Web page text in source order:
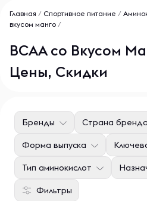
Главная / Спортивное питание /
вкусом манго /
ВСАА со Вкусом
Цены, Скидки
Фильтры
Бренды Страна бренда
Форма выпуска
Тип аминокислот